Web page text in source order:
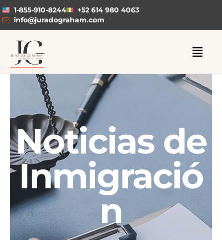
1-855-910-8244
+52 614 980 4063
info@juradograham.com
Noticias de
Inmigració
n